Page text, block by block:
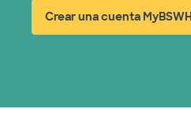
Crear una cuenta(abre en